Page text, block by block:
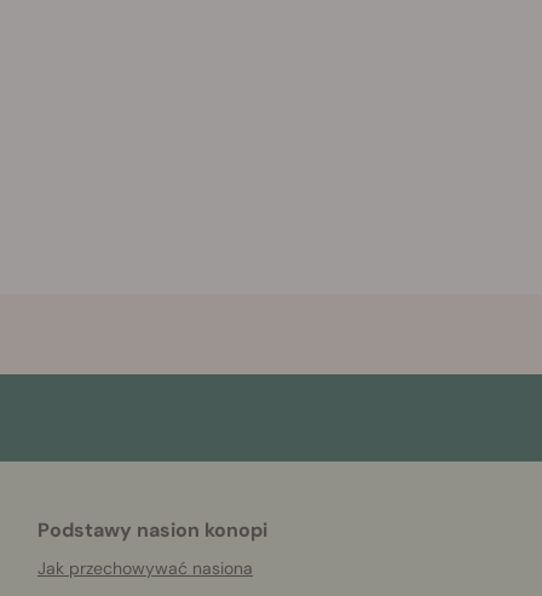
Podstawy nasion konopi
Jak przechowywać nasiona